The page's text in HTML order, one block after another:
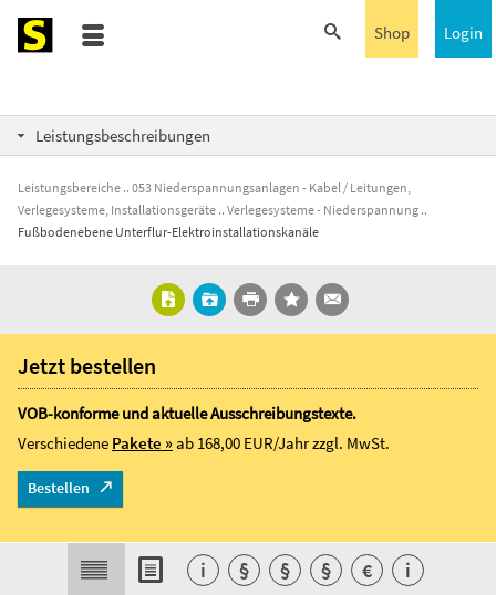
Login
Shop
Leistungsbeschreibungen
Leistungsbereiche
053 Niederspannungsanlagen - Kabel / Leitungen,
Verlegesysteme, Installationsgeräte
Verlegesysteme - Niederspannung
Fußbodenebene Unterflur-Elektroinstallationskanäle
Jetzt bestellen
VOB-konforme und aktuelle Ausschreibungstexte.
Verschiedene Pakete »ab 168,00 EUR/Jahrzzgl. MwSt.
Bestellen
i § § § € i